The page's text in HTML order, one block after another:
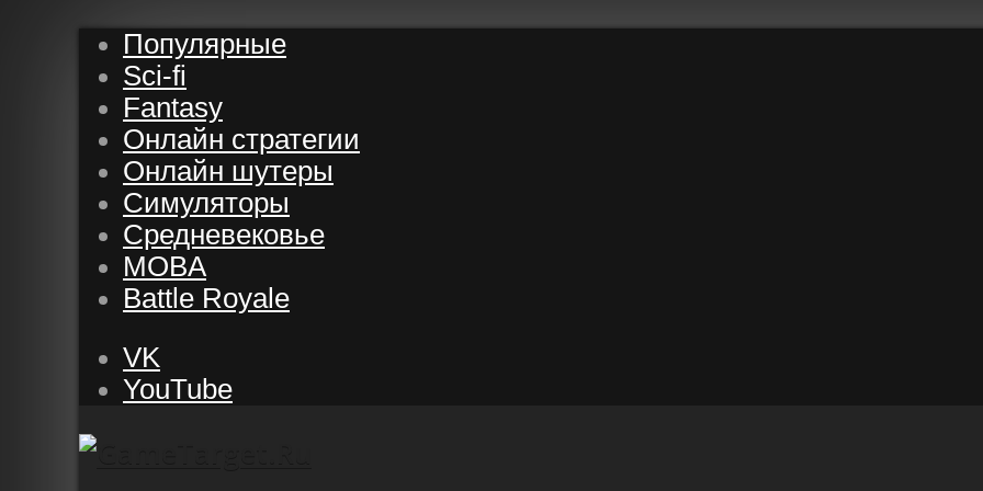
Популярные
Sci-fi
Fantasy
Онлайн стратегии
Онлайн шутеры
Симуляторы
Средневековье
MOBA
Battle Royale
VK
YouTube